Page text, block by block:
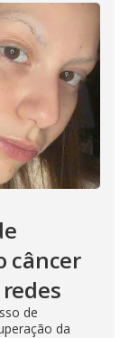
câncer
de
da